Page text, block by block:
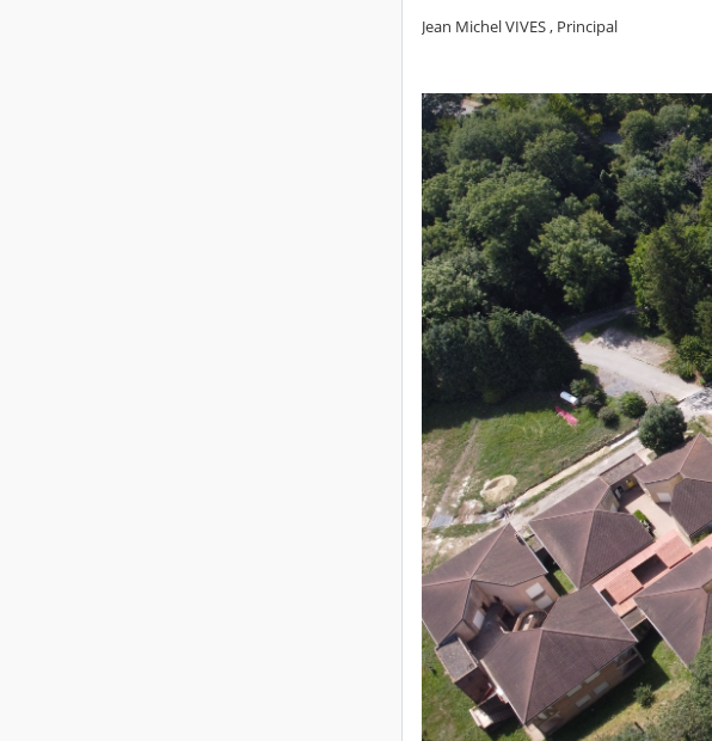
Jean Michel VIVES , Principal